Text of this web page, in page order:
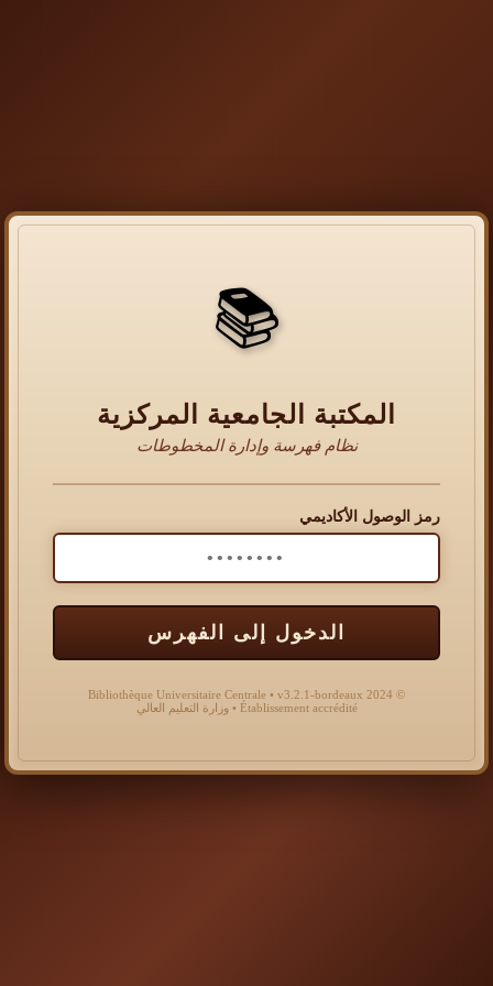
📚
المكتبة الجامعية المركزية
نظام فهرسة وإدارة المخطوطات
رمز الوصول الأكاديمي
الدخول إلى الفهرس
© 2024 Bibliothèque Universitaire Centrale • v3.2.1-bordeaux
Établissement accrédité • وزارة التعليم العالي